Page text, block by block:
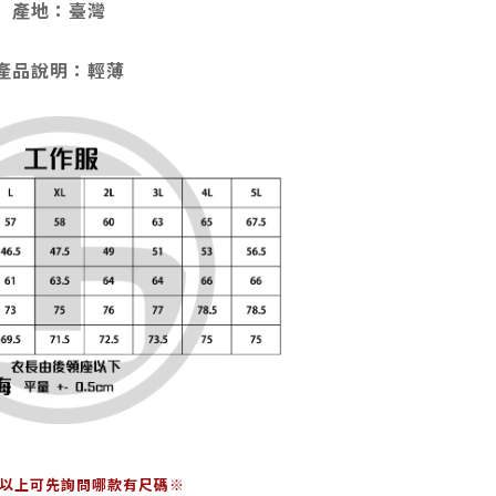
產地：臺灣
品說明：輕薄
上可先詢問哪款有尺碼※